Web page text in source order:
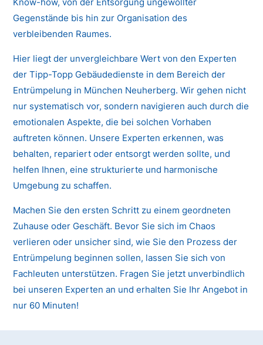
Know-how, von der Entsorgung ungewollter
Gegenstände bis hin zur Organisation des
verbleibenden Raumes.
Hier liegt der unvergleichbare Wert von den Experten
der Tipp-Topp Gebäudedienste in dem Bereich der
Entrümpelung in München Neuherberg. Wir gehen nicht
nur systematisch vor, sondern navigieren auch durch die
emotionalen Aspekte, die bei solchen Vorhaben
auftreten können. Unsere Experten erkennen, was
behalten, repariert oder entsorgt werden sollte, und
helfen Ihnen, eine strukturierte und harmonische
Umgebung zu schaffen.
Machen Sie den ersten Schritt zu einem geordneten
Zuhause oder Geschäft. Bevor Sie sich im Chaos
verlieren oder unsicher sind, wie Sie den Prozess der
Entrümpelung beginnen sollen, lassen Sie sich von
Fachleuten unterstützen. Fragen Sie jetzt unverbindlich
bei unseren Experten an und erhalten Sie Ihr Angebot in
nur 60 Minuten!